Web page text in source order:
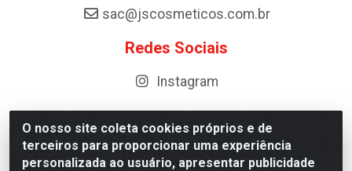
O nosso site coleta cookies próprios e de
terceiros para proporcionar uma experiência
personalizada ao usuário, apresentar publicidade
sac@jscosmeticos.com.br
Redes Sociais
Instagram
Distribuidora de Cosméticos Antoneto LTDA - BA-052,
km 87 - Industrial, Ipirá - BA, 44600-000 - CNPJ